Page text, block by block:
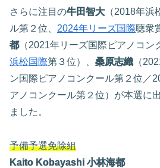
さらに注目の牛田智大 （2018年
ル第２位、 2024年リーズ国際聴衆
都（2021年リーズ国際ピアノコン
浜松国際第３位）、 桑原志織 （
ン国際ピアノコンクール第２位／
アノコンクール第２位）が本選に
ました。
予備予選免除組
Kaito Kobayashi 小林海都